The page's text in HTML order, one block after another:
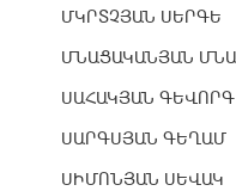
ՄԿՐՏՉՅԱՆ ՍԵՐԳԵ
ՄՆԱՑԱԿԱՆՅԱՆ
ՍԱՀԱԿՅԱՆ ԳԵՎՈՐԳ
ՍԱՐԳՍՅԱՆ ԳԵՂԱՄ
ՍԻՄՈՆՅԱՆ ՍԵՎԱԿ